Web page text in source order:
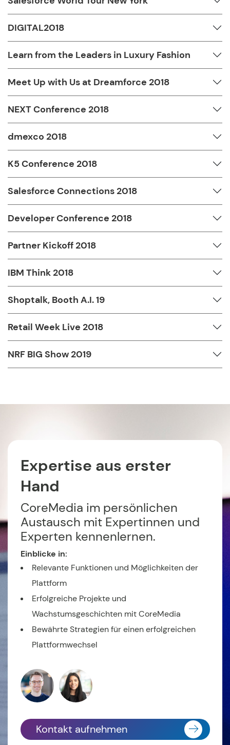
DIGITAL2018
Learn from the Leaders in Luxury Fashion
Meet Up with Us at Dreamforce 2018
NEXT Conference 2018
dmexco 2018
K5 Conference 2018
Salesforce Connections 2018
Developer Conference 2018
Partner Kickoff 2018
IBM Think 2018
Shoptalk, Booth A.I. 19
Retail Week Live 2018
NRF BIG Show 2019
Expertise aus erster
Hand
CoreMedia im persönlichen
Austausch mit Expertinnen und
Experten kennenlernen.
Einblicke in:
Relevante Funktionen und Möglichkeiten der
Plattform
Erfolgreiche Projekte und
Wachstumsgeschichten mit CoreMedia
Bewährte Strategien für einen erfolgreichen
Plattformwechsel
Kontakt aufnehmen